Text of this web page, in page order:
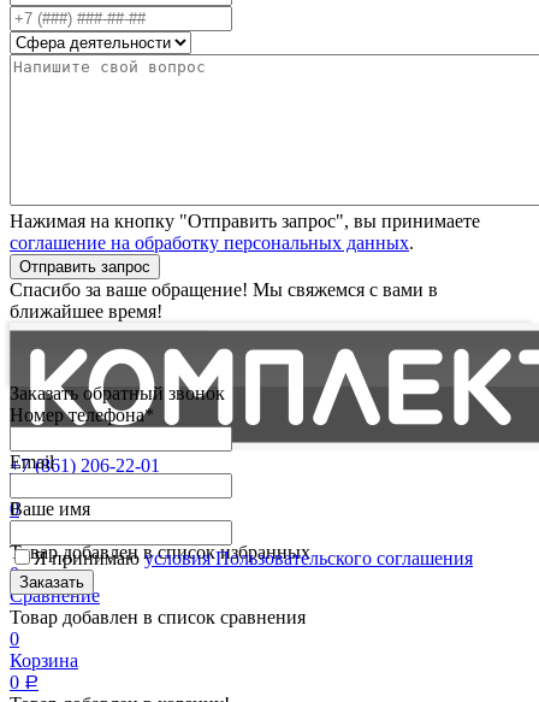
Нажимая на кнопку "Отправить запрос", вы принимаете
соглашение на обработку персональных данных.
Отправить запрос
Спасибо за ваше обращение! Мы свяжемся с вами в
ближайшее время!
+7 (861) 206-22-01
0
Товар добавлен в список избранных
0
Сравнение
Товар добавлен в список сравнения
0
Корзина
0 Р
Заказать обратный звонок
Номер телефона*
Email
Ваше имя
Я принимаюусловия Пользовательского соглашения